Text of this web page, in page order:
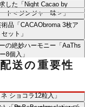
した「Night Cacao by
ト＜ジンジャー味＞」
品「CACAObroma 3枚ア
ット」
の絶妙ハーモニー「AaThs
8個入」
に「confiserie ELISE トリ
ート6粒入」
格派「BeBeBe chocolatier
ショコラ12粒入」
送の重要性